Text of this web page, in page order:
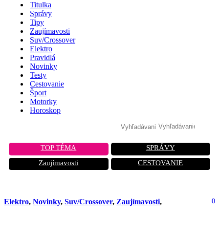
Titulka
Správy
Tipy
Zaujímavosti
Suv/Crossover
Elektro
Pravidlá
Novinky
Testy
Cestovanie
Šport
Motorky
Horoskop
TOP TÉMA
SPRÁVY
Zaujímavosti
CESTOVANIE
Elektro, Novinky, Suv/Crossover, Zaujímavosti, 0